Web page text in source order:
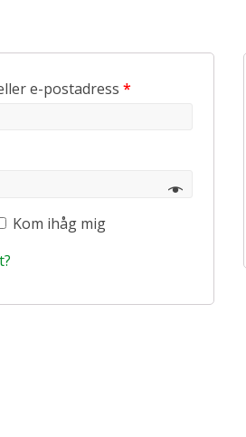
e-postadress *
Kom ihåg mig